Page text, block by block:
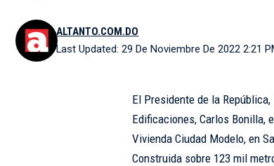
Last Updated: 29 De Noviembre De 2022 2:21
ALTANTO.COM.DO
El Presidente de la
Edificaciones, Carlos Bonilla,
Vivienda Ciudad Modelo, en
Construida sobre 123 mil